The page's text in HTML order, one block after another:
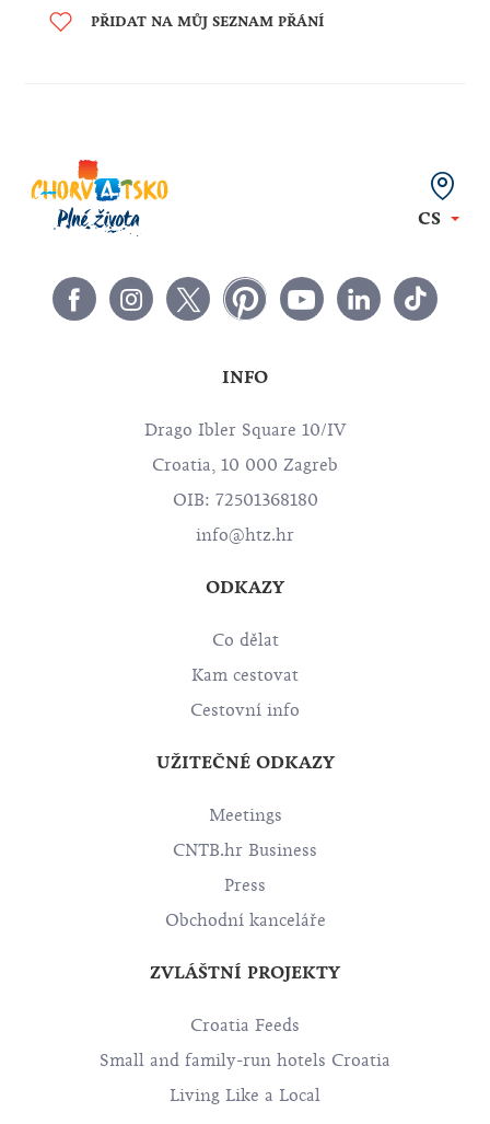
PŘIDAT NA MŮJ SEZNAM PŘÁNÍ
CS
INFO
Drago Ibler Square 10/IV
Croatia, 10 000 Zagreb
OIB: 72501368180
info@htz.hr
ODKAZY
Co dělat
Kam cestovat
Cestovní info
UŽITEČNÉ ODKAZY
Meetings
CNTB.hr Business
Press
Obchodní kanceláře
ZVLÁŠTNÍ PROJEKTY
Croatia Feeds
Small and family-run hotels Croatia
Living Like a Local